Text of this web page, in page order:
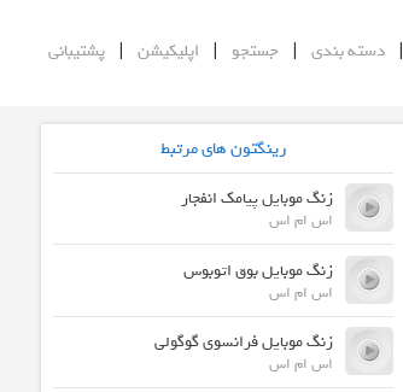
|دسته بندی | جستجو | اپلیکیشن |پشتیبانی
رینگتون های مرتبط
زنگ موبایل پیامک انفجار
اس ام اس
زنگ موبایل بوق اتوبوس
اس ام اس
زنگ موبایل فرانسوی گوگولی
اس ام اس